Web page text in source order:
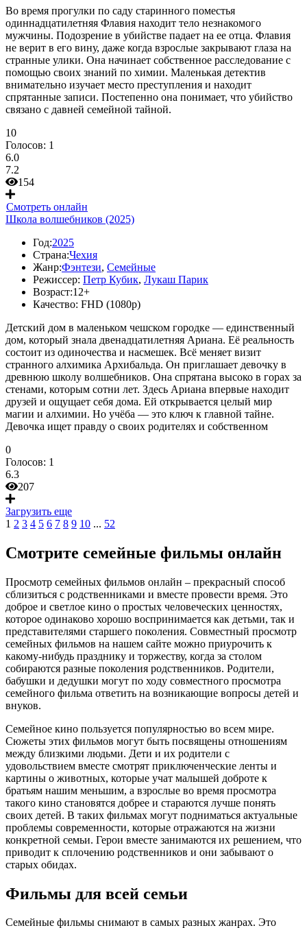
Во время прогулки по саду старинного поместья
одиннадцатилетняя Флавия находит тело незнакомого
мужчины. Подозрение в убийстве падает на ее отца. Флавия
не верит в его вину, даже когда взрослые закрывают глаза на
странные улики. Она начинает собственное расследование с
помощью своих знаний по химии. Маленькая детектив
внимательно изучает место преступления и находит
спрятанные записи. Постепенно она понимает, что убийство
связано с давней семейной тайной.
10
Голосов: 1
6.0
7.2
154
Смотреть онлайн
Школа волшебников (2025)
Год:2025
Страна:Чехия
Жанр:Фэнтези, Семейные
Режиссер: Петр Кубик, Лукаш Парик
Возраст:12+
Качество: FHD (1080p)
Детский дом в маленьком чешском городке — единственный
дом, который знала двенадцатилетняя Ариана. Её реальность
состоит из одиночества и насмешек. Всё меняет визит
странного алхимика Архибальда. Он приглашает девочку в
древнюю школу волшебников. Она спрятана высоко в горах за
стенами, которым сотни лет. Здесь Ариана впервые находит
друзей и ощущает себя дома. Ей открывается целый мир
магии и алхимии. Но учёба — это ключ к главной тайне.
Девочка ищет правду о своих родителях и собственном
0
Голосов: 1
6.3
207
Загрузить еще
1 2 3 4 5 6 7 8 9 10 ... 52
Смотрите семейные фильмы онлайн
Просмотр семейных фильмов онлайн – прекрасный способ
сблизиться с родственниками и вместе провести время. Это
доброе и светлое кино о простых человеческих ценностях,
которое одинаково хорошо воспринимается как детьми, так и
представителями старшего поколения. Совместный просмотр
семейных фильмов на нашем сайте можно приурочить к
какому-нибудь празднику и торжеству, когда за столом
собираются разные поколения родственников. Родители,
бабушки и дедушки могут по ходу совместного просмотра
семейного фильма ответить на возникающие вопросы детей и
внуков.
Семейное кино пользуется популярностью во всем мире.
Сюжеты этих фильмов могут быть посвящены отношениям
между близкими людьми. Дети и их родители с
удовольствием вместе смотрят приключенческие ленты и
картины о животных, которые учат малышей доброте к
братьям нашим меньшим, а взрослые во время просмотра
такого кино становятся добрее и стараются лучше понять
своих детей. В таких фильмах могут подниматься актуальные
проблемы современности, которые отражаются на жизни
конкретной семьи. Герои вместе занимаются их решением, что
приводит к сплочению родственников и они забывают о
старых обидах.
Фильмы для всей семьи
Семейные фильмы снимают в самых разных жанрах. Это